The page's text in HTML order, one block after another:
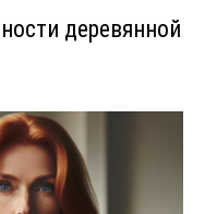
деревянной